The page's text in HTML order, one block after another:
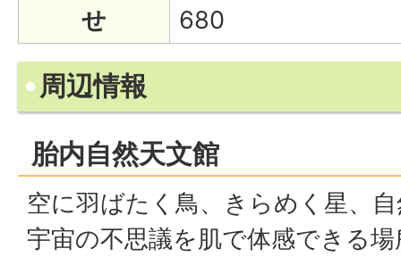
せ
680
周辺情報
胎内自然天文館
空に羽ばたく鳥、きらめく星、
宇宙の不思議を肌で体感できる場